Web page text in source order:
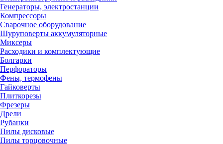
Генераторы, электростанции
Компрессоры
Сварочное оборудование
Шуруповерты аккумуляторные
Миксеры
Расходики и комплектующие
Болгарки
Перфораторы
Фены, термофены
Гайковерты
Плиткорезы
Фрезеры
Дрели
Рубанки
Пилы дисковые
Пилы торцовочные